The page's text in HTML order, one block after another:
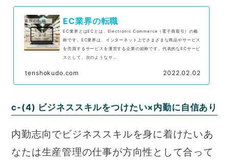
EC業界の転職
EC業界とはECとは、Electronic Commerce（電子商取引）の略
称です。EC業界は、インターネット上でさまざまな商品やサービス
を売買するサービスを運営する企業の総称です。代表的なECサービ
スとして、次のようなサ...
tenshokudo.com 2022.02.02
c-(4) ビジネススキルをつけたい×内勤に自信あり
内勤志向でビジネススキルを身に着けたいあ
なたは生産管理の仕事が方向性として合って